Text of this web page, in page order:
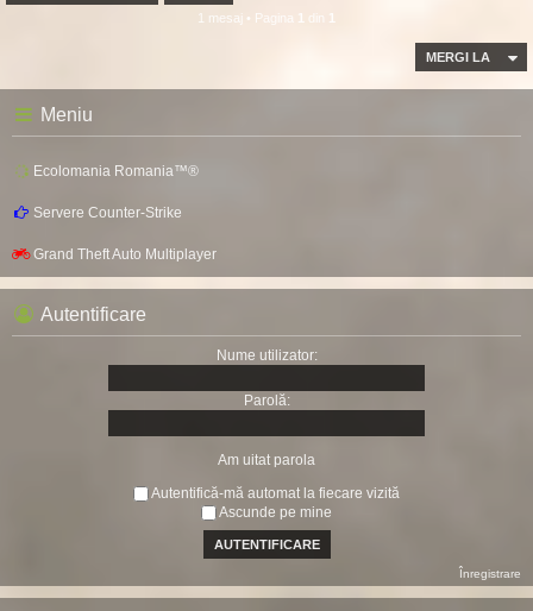
1 mesaj • Pagina 1 din 1
MERGI LA
Meniu
Ecolomania Romania™®
Servere Counter-Strike
Grand Theft Auto Multiplayer
Autentificare
Nume utilizator:
Parolă:
Am uitat parola
Autentifică-mă automat la fiecare vizită
Ascunde pe mine
Înregistrare